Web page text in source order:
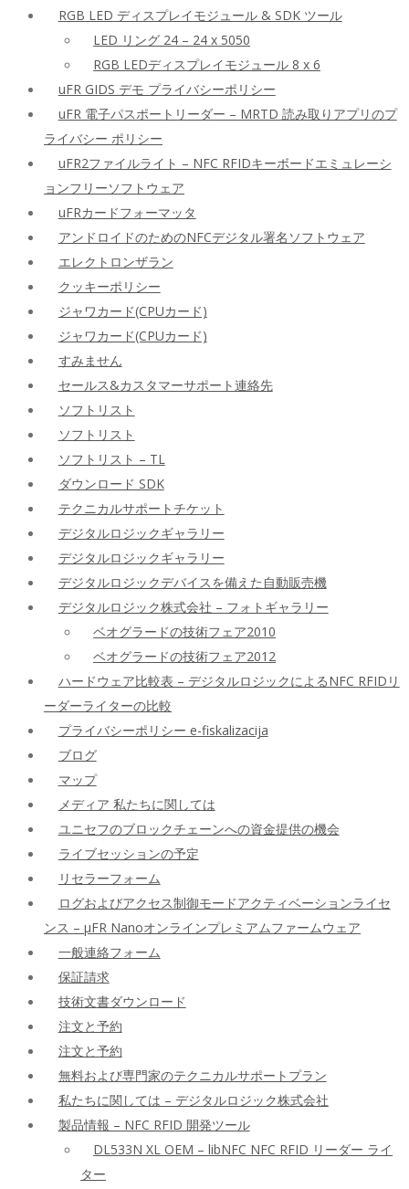
RGB LED ディスプレイモジュール & SDK ツール
LED リング 24 – 24 x 5050
RGB LEDディスプレイモジュール 8 x 6
uFR GIDS デモ プライバシーポリシー
uFR 電子パスポートリーダー – MRTD 読み取りアプリのプ
ライバシー ポリシー
uFR2ファイルライト – NFC RFIDキーボードエミュレーシ
ョンフリーソフトウェア
uFRカードフォーマッタ
アンドロイドのためのNFCデジタル署名ソフトウェア
エレクトロンザラン
クッキーポリシー
ジャワカード(CPUカード)
ジャワカード(CPUカード)
すみません
セールス&カスタマーサポート連絡先
ソフトリスト
ソフトリスト
ソフトリスト – TL
ダウンロード SDK
テクニカルサポートチケット
デジタルロジックギャラリー
デジタルロジックギャラリー
デジタルロジックデバイスを備えた自動販売機
デジタルロジック株式会社 – フォトギャラリー
ベオグラードの技術フェア2010
ベオグラードの技術フェア2012
ハードウェア比較表 – デジタルロジックによるNFC RFIDリ
ーダーライターの比較
プライバシーポリシー e-fiskalizacija
ブログ
マップ
メディア 私たちに関しては
ユニセフのブロックチェーンへの資金提供の機会
ライブセッションの予定
リセラーフォーム
ログおよびアクセス制御モードアクティベーションライセ
ンス – μFR Nanoオンラインプレミアムファームウェア
一般連絡フォーム
保証請求
技術文書ダウンロード
注文と予約
注文と予約
無料および専門家のテクニカルサポートプラン
私たちに関しては – デジタルロジック株式会社
製品情報 – NFC RFID 開発ツール
DL533N XL OEM – libNFC NFC RFID リーダー ライ
ター